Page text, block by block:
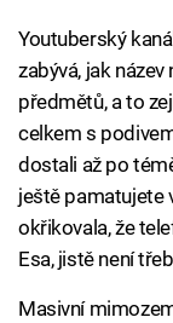
Youtuberský
zabývá, jak
předmětů, a to
celkem s
dostali až po
ještě pamatujete
okřikovala, že
Esa, jistě není
Masivní